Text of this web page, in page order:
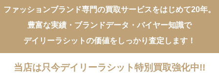
ファッションブランド専門の買取サービスをはじめて20年。
豊富な実績・ブランドデータ・バイヤー知識で
デイリーラシットの価値をしっかり査定します！
当店は只今デイリーラシット特別買取強化中!!